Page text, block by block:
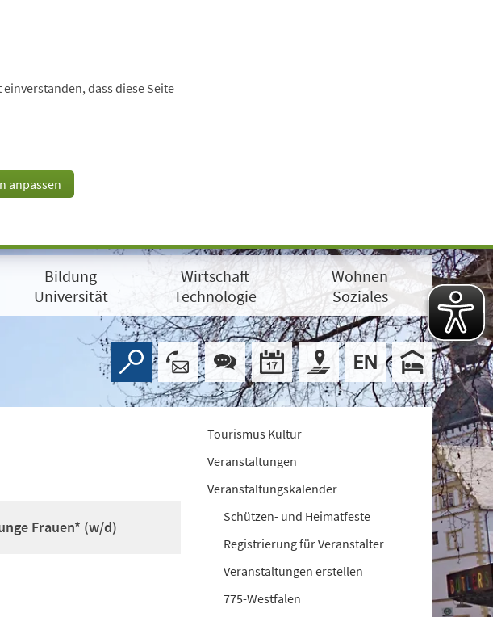
dass diese Seite
anpassen
Bildung
Universität
Wirtschaft
Technologie
Wohnen
Soziales
Frauen* (w/d)
Tourismus Kultur
Veranstaltungen
Veranstaltungskalender
Schützen- und Heimatfeste
Registrierung für Veranstalter
Veranstaltungen erstellen
775-Westfalen